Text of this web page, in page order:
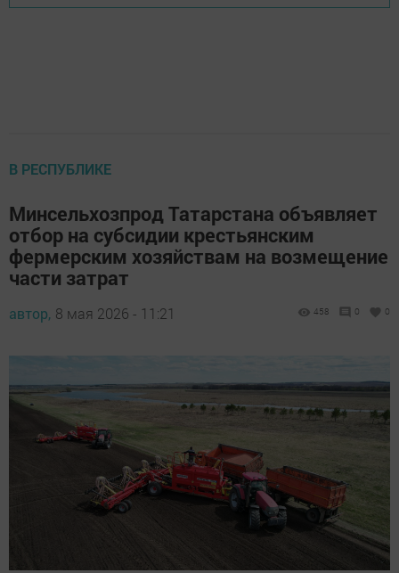
В РЕСПУБЛИКЕ
Минсельхозпрод Татарстана объявляет
отбор на субсидии крестьянским
фермерским хозяйствам на возмещение
части затрат
автор, 8 мая 2026 - 11:21 458 0 0